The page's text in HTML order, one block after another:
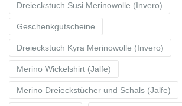
Dreieckstuch Susi Merinowolle (Invero)
Geschenkgutscheine
Dreieckstuch Kyra Merinowolle (Invero)
Merino Wickelshirt (Jalfe)
Merino Dreieckstücher und Schals (Jalfe)